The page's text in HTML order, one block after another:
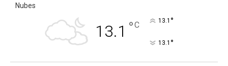
Nubes
13.1 °C 13.1 °
13.1 °